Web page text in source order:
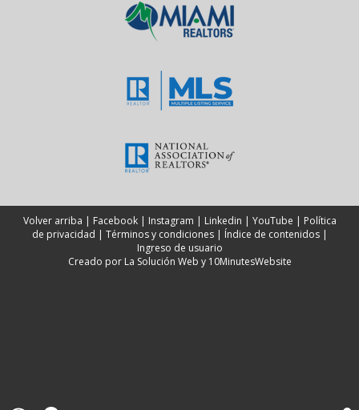
Volver arriba | Facebook| Instagram | Linkedin | YouTube | Política
de privacidad | Términos y condiciones| Índice de contenidos|
Ingreso de usuario
Creado por La Solución Web y 10MinutesWebsite